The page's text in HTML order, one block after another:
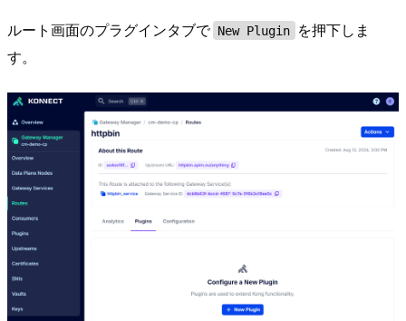
ルート画面のプラグインタブで New Plugin
を押下しま
す。